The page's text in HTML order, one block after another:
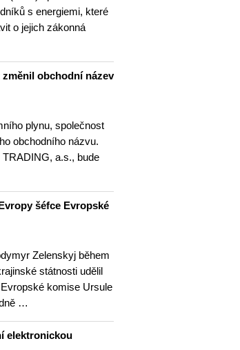
s energiemi, které
o jejich zákonná
obchodní název
plynu, společnost
obchodního názvu.
a.s., bude
šéfce Evropské
Zelenskyj během
státnosti udělil
komise Ursule
…
elektronickou